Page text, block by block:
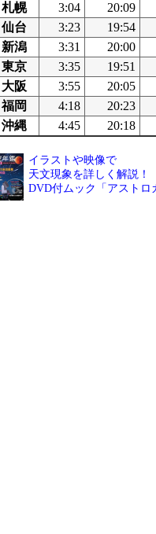
札幌
3:04 20:09
仙台
3:23 19:54
新潟
3:31 20:00
東京
3:35 19:51
大阪
3:55 20:05
福岡
4:18 20:23
沖縄
4:45 20:18
イラストや映像で
天文現象を詳しく解説！
DVD付ムック「アストロ